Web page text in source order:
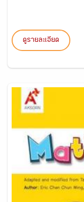
ดูรายละเอียด